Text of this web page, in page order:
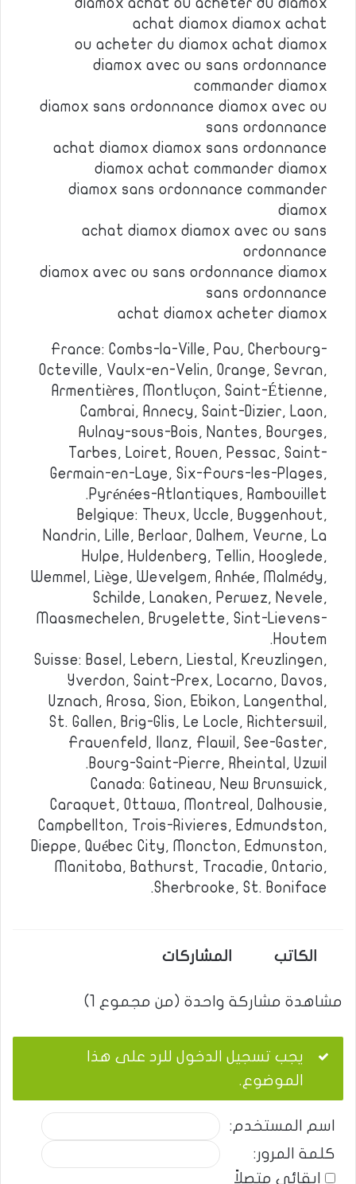
diamox achat ou acheter du diamox
achat diamox diamox achat
ou acheter du diamox achat diamox
diamox avec ou sans ordonnance
commander diamox
diamox sans ordonnance diamox avec ou
sans ordonnance
achat diamox diamox sans ordonnance
diamox achat commander diamox
diamox sans ordonnance commander
diamox
achat diamox diamox avec ou sans
ordonnance
diamox avec ou sans ordonnance diamox
sans ordonnance
achat diamox acheter diamox
France: Combs-la-Ville, Pau, Cherbourg-
Octeville, Vaulx-en-Velin, Orange, Sevran,
Armentières, Montluçon, Saint-Étienne,
Cambrai, Annecy, Saint-Dizier, Laon,
Aulnay-sous-Bois, Nantes, Bourges,
Tarbes, Loiret, Rouen, Pessac, Saint-
Germain-en-Laye, Six-Fours-les-Plages,
Pyrénées-Atlantiques, Rambouillet.
Belgique: Theux, Uccle, Buggenhout,
Nandrin, Lille, Berlaar, Dalhem, Veurne, La
Hulpe, Huldenberg, Tellin, Hooglede,
Wemmel, Liège, Wevelgem, Anhée, Malmédy,
Schilde, Lanaken, Perwez, Nevele,
Maasmechelen, Brugelette, Sint-Lievens-
Houtem.
Suisse: Basel, Lebern, Liestal, Kreuzlingen,
Yverdon, Saint-Prex, Locarno, Davos,
Uznach, Arosa, Sion, Ebikon, Langenthal,
St. Gallen, Brig-Glis, Le Locle, Richterswil,
Frauenfeld, Ilanz, Flawil, See-Gaster,
Bourg-Saint-Pierre, Rheintal, Uzwil.
Canada: Gatineau, New Brunswick,
Caraquet, Ottawa, Montreal, Dalhousie,
Campbellton, Trois-Rivieres, Edmundston,
Dieppe, Québec City, Moncton, Edmunston,
Manitoba, Bathurst, Tracadie, Ontario,
Sherbrooke, St. Boniface.
الكاتب المشاركات
مشاهدة مشاركة واحدة (من مجموع 1)
يجب تسجيل الدخول للرد على هذا
الموضوع.
اسم المستخدم:
كلمة المرور:
إبقائي متصلاً